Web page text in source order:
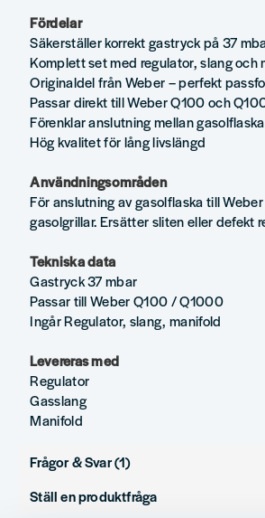
Fördelar
Säkerställer korrekt gastryck på 37
Komplett set med regulator, slang och
Originaldel från Weber – perfekt
Passar direkt till Weber Q100 och
Förenklar anslutning mellan
Hög kvalitet för lång livslängd
Användningsområden
För anslutning av gasolflaska till
gasolgrillar. Ersätter sliten eller defekt
Tekniska data
Gastryck 37 mbar
Passar till Weber Q100 / Q1000
Ingår Regulator, slang, manifold
Levereras med
Regulator
Gasslang
Manifold
Frågor & Svar (1)
Ställ en produktfråga